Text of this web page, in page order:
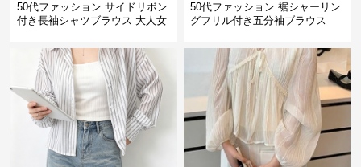
50代ファッション サイドリボン
付き長袖シャツブラウス 大人女
50代ファッション 裾シャーリン
グフリル付き五分袖ブラウス